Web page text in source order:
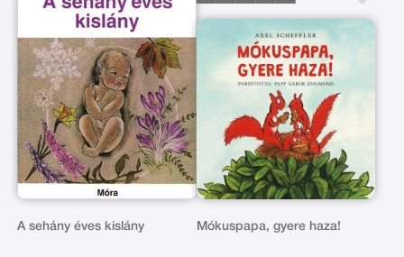
A sehány éves kislány Mókuspapa, gyere haza!